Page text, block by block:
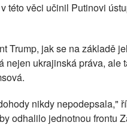
této věci učinil Putinovi
Trump, jak se na základě
nejen ukrajinská práva, ale
nikdy nepodepsala,"
odhalilo jednotnou frontu